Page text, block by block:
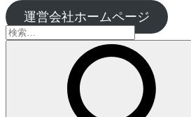
運営会社ホームページ
検
索: